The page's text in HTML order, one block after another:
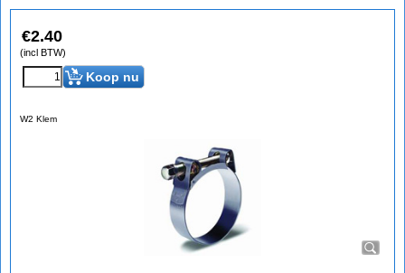
€2.40
(incl BTW)
Koop nu
W2 Klem